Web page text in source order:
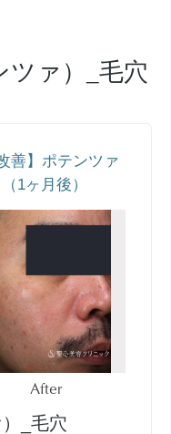
ツァ）_毛穴
善】ポテンツァ
1ヶ月後）
After
_毛穴